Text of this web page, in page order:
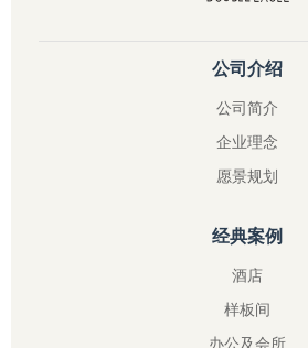
公司介绍
公司简介
企业理念
愿景规划
经典案例
酒店
样板间
办公及会所